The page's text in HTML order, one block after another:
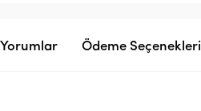
Yorumlar Ödeme Seçenekleri